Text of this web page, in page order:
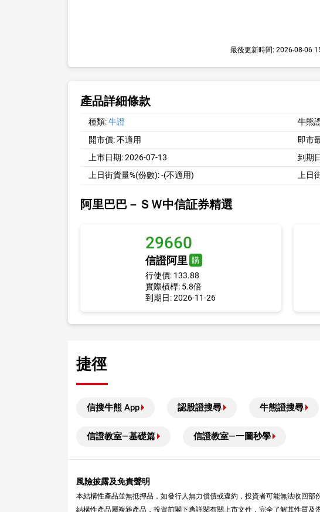
最後更新時間: 2026-08-06
產品詳細條款
種類:牛證 牛熊
開市價:不適用 即市
上市日期:2026-07-13 到期
上日街貨量%(份數):-(不適用) 上日
阿里巴巴－ＳＷ中信証券精選
29660
信證阿里 購
行使價: 133.88
實際槓桿: 5.8倍
到期日: 2026-11-26
捷徑
信搜牛熊 App 認股證搜尋 牛熊證搜尋
信證教室—基礎篇 信證教室—一圖秒學
風險披露及免責聲明
本結構性產品並無抵押品，如發行人無力償債或違約，投資者可能無法收回部
結構性產品屬複雜產品，投資前閣下應詳閱有關上市文件，完全了解其性質